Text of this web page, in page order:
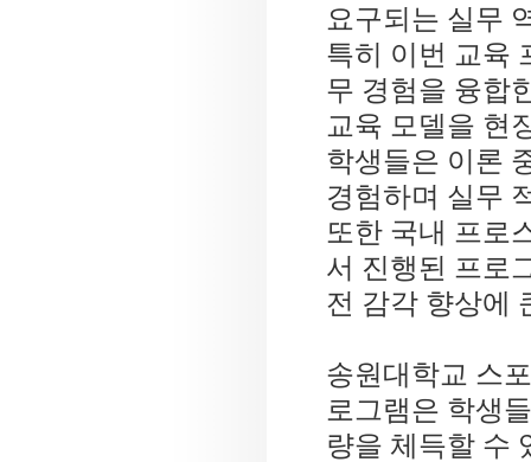
요구되는 실무
특히 이번 교육
무 경험을 융합
교육 모델을 현
학생들은 이론
경험하며 실무
또한 국내 프로
서 진행된 프로
전 감각 향상에
송원대학교 스
로그램은 학생
량을 체득할 수